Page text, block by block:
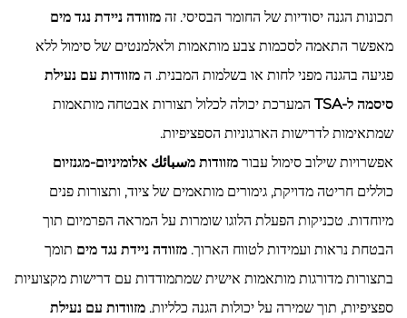
תכונות הגנה יסודיות של החומר הבסיסי. זה מזוודה ניידת נגד מים
מאפשר התאמה לסכמות צבע מותאמות ולאלמנטים של סימול ללא
פגיעה בהגנה מפני לחות או בשלמות המבנית. ה מזוודות עם נעילת
סיסמה ל-TSA
המערכת יכולה לכלול תצורות אבטחה מותאמות
שמתאימות לדרישות הארגוניות הספציפיות.
אפשרויות שילוב סימול עבור מזוודות מسبائك אלומיניום-מגנזיום
כוללים חריטה מדויקת, גימורים מותאמים של ציוד, ותצורות פנים
מיוחדות. טכניקות הפעלת הלוגו שומרות על המראה הפרמיום תוך
הבטחת נראות ועמידות לטווח הארוך. מזוודה ניידת נגד מים תומך
בתצורות מדורגות מותאמות אישית שמתמודדות עם דרישות מקצועיות
ספציפיות, תוך שמירה על יכולות הגנה כלליות. מזוודות עם נעילת